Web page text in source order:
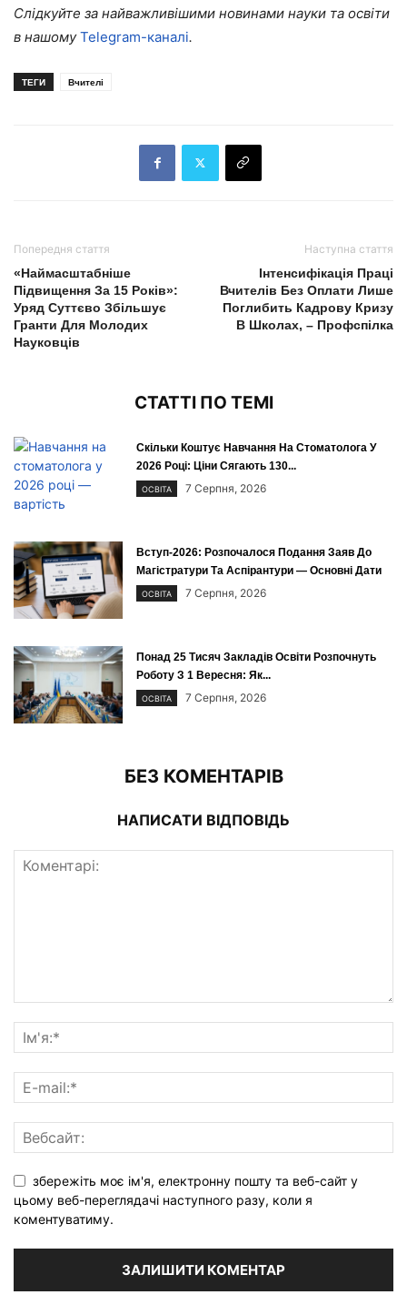
Слідкуйте за найважливішими новинами науки та освіти
в нашомуTelegram-каналі.
ТЕГИ Вчителі
Попередня стаття
«Наймасштабніше
Підвищення За 15 Років»:
Уряд Суттєво Збільшує
Гранти Для Молодих
Науковців
Наступна стаття
Інтенсифікація Праці
Вчителів Без Оплати Лише
Поглибить Кадрову Кризу
В Школах, – Профспілка
СТАТТІ ПО ТЕМІ
Скільки Коштує Навчання На Стоматолога У
2026 Році: Ціни Сягають 130...
ОСВІТА 7 Серпня, 2026
Вступ-2026: Розпочалося Подання Заяв До
Магістратури Та Аспірантури — Основні Дати
ОСВІТА 7 Серпня, 2026
Понад 25 Тисяч Закладів Освіти Розпочнуть
Роботу З 1 Вересня: Як...
ОСВІТА 7 Серпня, 2026
БЕЗ КОМЕНТАРІВ
НАПИСАТИ ВІДПОВІДЬ
збережіть моє ім'я, електронну пошту та веб-сайт у
цьому веб-переглядачі наступного разу, коли я
коментуватиму.